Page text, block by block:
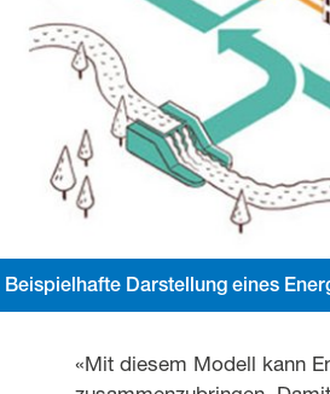
Beispielhafte Darstellung eines
«Mit diesem Modell kann